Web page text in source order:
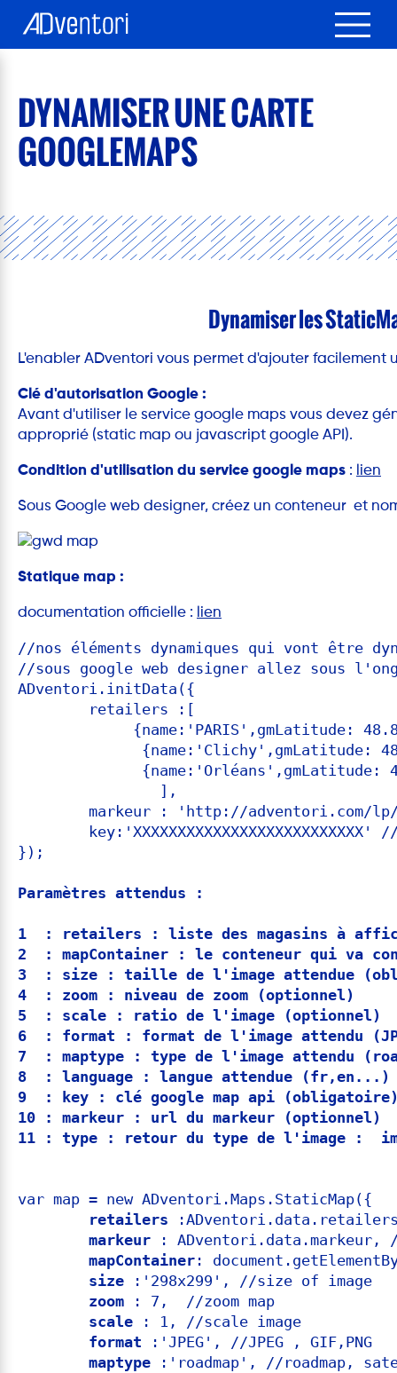
DYNAMISER UNE CARTE
GOOGLEMAPS
Dynamiser les
L'enabler ADventori vous permet d'ajouter
Clé d'autorisation Google :
Avant d'utiliser le service google maps vous devez
approprié (static map ou javascript google API).
Condition d'utilisation du service google maps : lien
Sous Google web designer, créez un conteneur et
Statique map :
documentation officielle : lien
//nos éléments dynamiques qui vont être
//sous google web designer allez sous
ADventori.initData({
{name:'PARIS',gmLatitude:
{name:'Clichy',gmLatitude:
{name:'Orléans',gmLatitude:
markeur : 'http://adventori.com/
key:'XXXXXXXXXXXXXXXXXXXXXXXXXX'
});
Paramètres attendus :
1  : retailers : liste des magasins à
2  : mapContainer : le conteneur qui va
3  : size : taille de l'image attendue
4  : zoom : niveau de zoom (optionnel)
5  : scale : ratio de l'image (optionnel)
6  : format : format de l'image attendu
7  : maptype : type de l'image attendu
8  : language : langue attendue (fr,en...)
9  : key : clé google map api
10 : markeur : url du markeur (optionnel)
11 : type : retour du type de l'image :
var map = new ADventori.Maps.StaticMap({
retailers
markeur :
mapContainer :
size :'298x299', //size of image
zoom : 7,  //zoom map
scale : 1, //scale image
format :'JPEG', //JPEG , GIF,PNG
maptype :'roadmap', //roadmap,